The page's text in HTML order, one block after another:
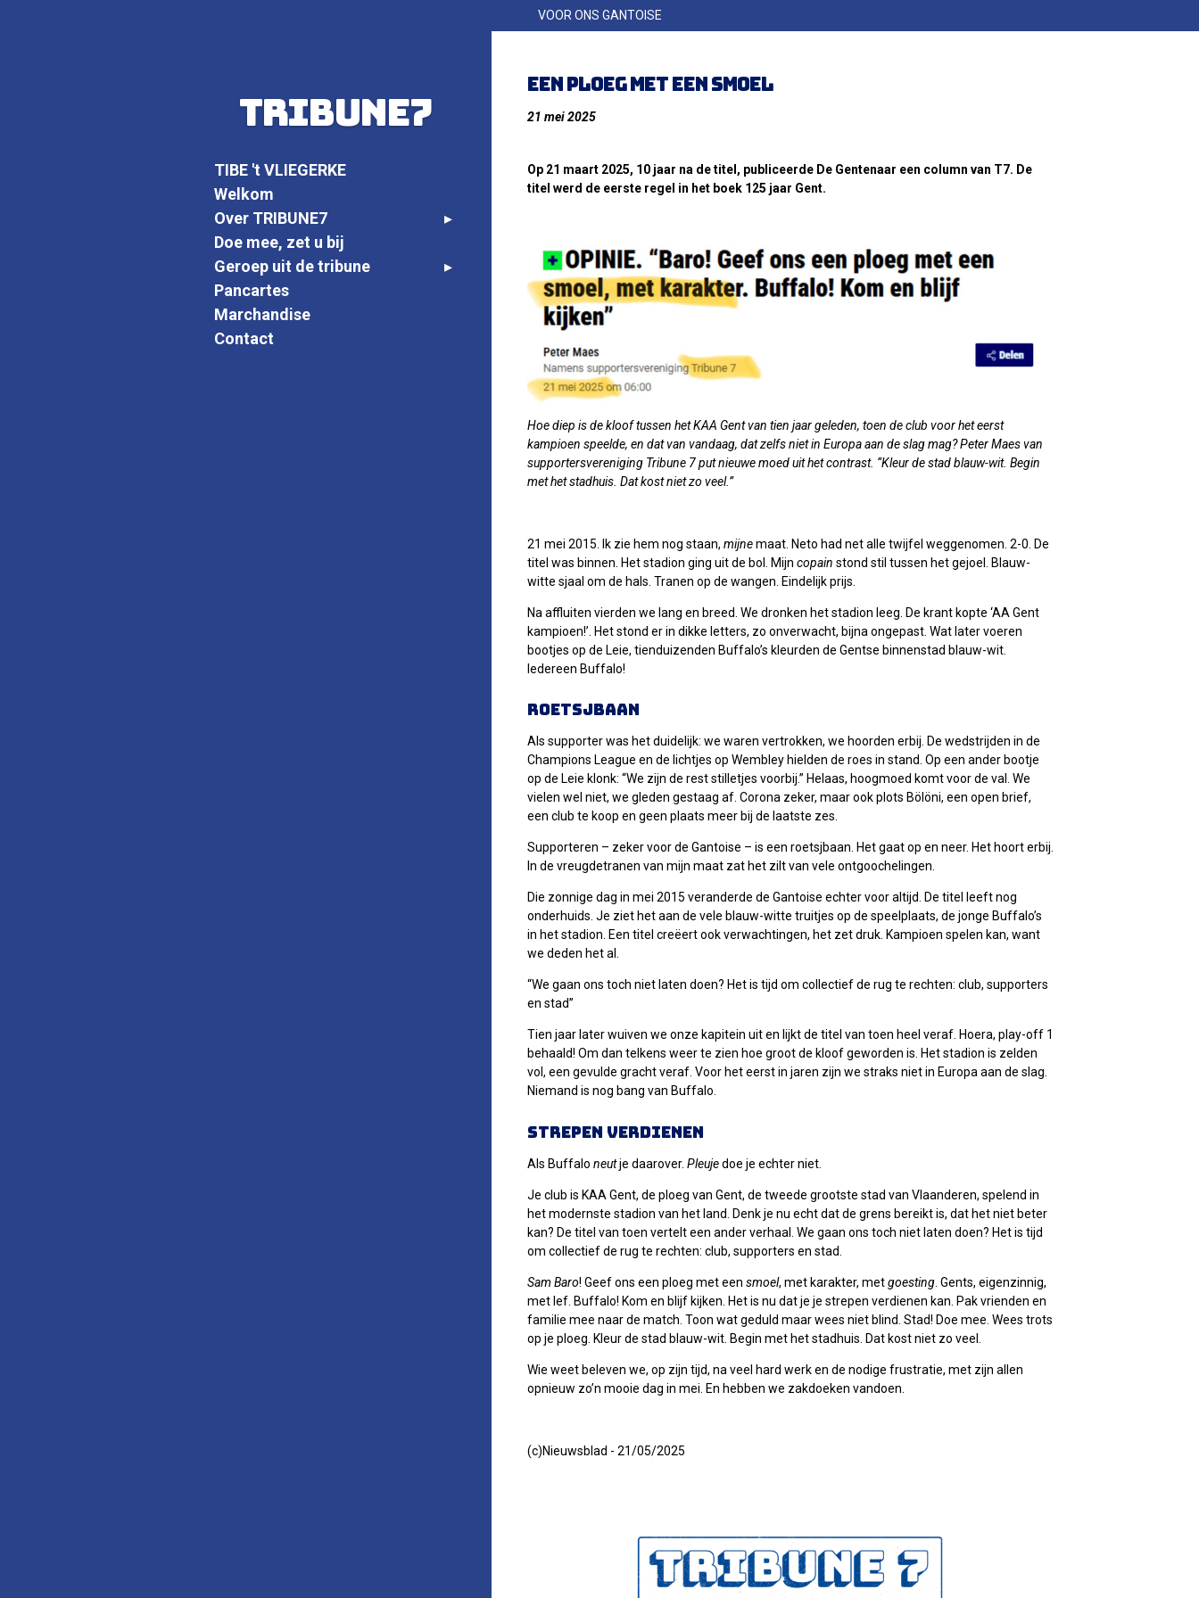
VOOR ONS GANTOISE
Een ploeg met een smoel
21 mei 2025
Op 21 maart 2025, 10 jaar na de titel, publiceerde De Gentenaar een column van T7. De
titel werd de eerste regel in het boek 125 jaar Gent.
Hoe diep is de kloof tussen het KAA Gent van tien jaar geleden, toen de club voor het eerst
kampioen speelde, en dat van vandaag, dat zelfs niet in Europa aan de slag mag? Peter Maes van
supportersvereniging Tribune 7 put nieuwe moed uit het contrast. “Kleur de stad blauw-wit. Begin
met het stadhuis. Dat kost niet zo veel.”
21 mei 2015. Ik zie hem nog staan,mijnemaat. Neto had net alle twijfel weggenomen. 2-0. De
titel was binnen. Het stadion ging uit de bol. Mijncopainstond stil tussen het gejoel. Blauw-
witte sjaal om de hals. Tranen op de wangen. Eindelijk prijs.
Na affluiten vierden we lang en breed. We dronken het stadion leeg. De krant kopte ‘AA Gent
kampioen!’. Het stond er in dikke letters, zo onverwacht, bijna ongepast. Wat later voeren
bootjes op de Leie, tienduizenden Buffalo’s kleurden de Gentse binnenstad blauw-wit.
Iedereen Buffalo!
Roetsjbaan
Als supporter was het duidelijk: we waren vertrokken, we hoorden erbij. De wedstrijden in de
Champions League en de lichtjes op Wembley hielden de roes in stand. Op een ander bootje
op de Leie klonk: “We zijn de rest stilletjes voorbij.” Helaas, hoogmoed komt voor de val. We
vielen wel niet, we gleden gestaag af. Corona zeker, maar ook plots Bölöni, een open brief,
een club te koop en geen plaats meer bij de laatste zes.
Supporteren – zeker voor de Gantoise – is een roetsjbaan. Het gaat op en neer. Het hoort erbij.
In de vreugdetranen van mijn maat zat het zilt van vele ontgoochelingen.
Die zonnige dag in mei 2015 veranderde de Gantoise echter voor altijd. De titel leeft nog
onderhuids. Je ziet het aan de vele blauw-witte truitjes op de speelplaats, de jonge Buffalo’s
in het stadion. Een titel creëert ook verwachtingen, het zet druk. Kampioen spelen kan, want
we deden het al.
“We gaan ons toch niet laten doen? Het is tijd om collectief de rug te rechten: club, supporters
en stad”
Tien jaar later wuiven we onze kapitein uit en lijkt de titel van toen heel veraf. Hoera, play-off 1
behaald! Om dan telkens weer te zien hoe groot de kloof geworden is. Het stadion is zelden
vol, een gevulde gracht veraf. Voor het eerst in jaren zijn we straks niet in Europa aan de slag.
Niemand is nog bang van Buffalo.
Strepen verdienen
Als Buffaloneutje daarover.Pleujedoe je echter niet.
Je club is KAA Gent, de ploeg van Gent, de tweede grootste stad van Vlaanderen, spelend in
het modernste stadion van het land. Denk je nu echt dat de grens bereikt is, dat het niet beter
kan? De titel van toen vertelt een ander verhaal. We gaan ons toch niet laten doen? Het is tijd
om collectief de rug te rechten: club, supporters en stad.
Sam Baro! Geef ons een ploeg met eensmoel, met karakter, metgoesting . Gents, eigenzinnig,
met lef. Buffalo! Kom en blijf kijken. Het is nu dat je je strepen verdienen kan. Pak vrienden en
familie mee naar de match. Toon wat geduld maar wees niet blind. Stad! Doe mee. Wees trots
op je ploeg. Kleur de stad blauw-wit. Begin met het stadhuis. Dat kost niet zo veel.
Wie weet beleven we, op zijn tijd, na veel hard werk en de nodige frustratie, met zijn allen
opnieuw zo’n mooie dag in mei. En hebben we zakdoeken vandoen.
(c)Nieuwsblad - 21/05/2025
TRIBUNE7
TIBE 't VLIEGERKE
Welkom
Over TRIBUNE7
Doe mee, zet u bij
Geroep uit de tribune
Pancartes
Marchandise
Contact